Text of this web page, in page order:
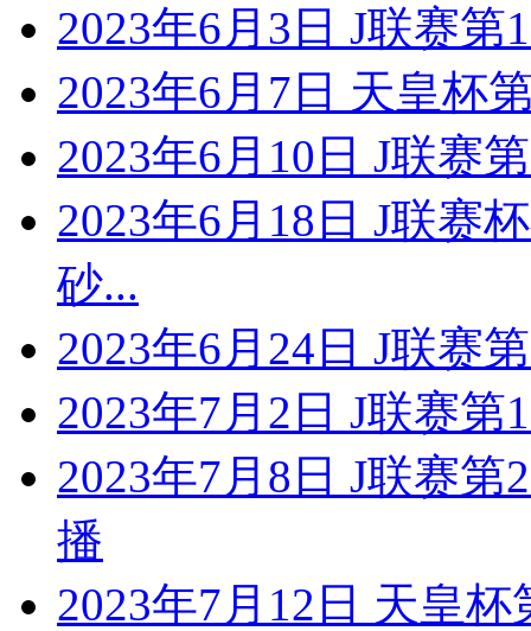
2023年6月3日 J联赛第
2023年6月7日 天皇杯
2023年6月10日 J联赛
2023年6月18日 J联赛
砂...
2023年6月24日 J联赛
2023年7月2日 J联赛
2023年7月8日 J联赛
播
2023年7月12日 天皇